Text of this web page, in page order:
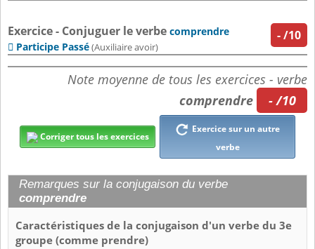
-/10
Exercice - Conjuguer le verbe comprendre
 Participe Passé(Auxiliaire avoir)
Note moyenne de tous les exercices - verbe
comprendre
- /10
Corriger tous les exercices
Exercice sur un autre
verbe
Remarques sur la conjugaison du verbe
comprendre
Caractéristiques de la conjugaison d'un verbe du 3e
groupe (comme prendre)